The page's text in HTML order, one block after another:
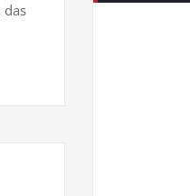
das